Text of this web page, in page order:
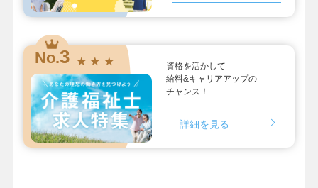
No.3 ★ ★ ★
資格を活かして
給料&キャリアアップの
チャンス！
詳細を見る